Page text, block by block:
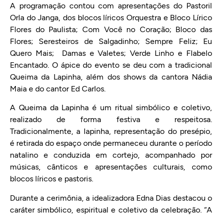
A programação contou com apresentações do Pastoril
Orla do Janga, dos blocos líricos Orquestra e Bloco Lírico
Flores do Paulista; Com Você no Coração; Bloco das
Flores; Seresteiros de Salgadinho; Sempre Feliz; Eu
Quero Mais; Damas e Valetes; Verde Linho e Flabelo
Encantado. O ápice do evento se deu com a tradicional
Queima da Lapinha, além dos shows da cantora Nádia
Maia e do cantor Ed Carlos.
A Queima da Lapinha é um ritual simbólico e coletivo,
realizado de forma festiva e respeitosa.
Tradicionalmente, a lapinha, representação do presépio,
é retirada do espaço onde permaneceu durante o período
natalino e conduzida em cortejo, acompanhado por
músicas, cânticos e apresentações culturais, como
blocos líricos e pastoris.
Durante a cerimônia, a idealizadora Edna Dias destacou o
caráter simbólico, espiritual e coletivo da celebração. “A